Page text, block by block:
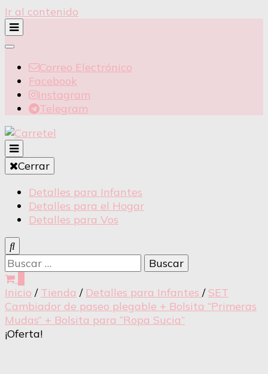
Ir al contenido
Correo Electrónico
Facebook
Instagram
Telegram
Carretel
Detalles para Infantes
Cerrar
Detalles para Infantes
Detalles para el Hogar
Detalles para Vos
Buscar:
Inicio / Tienda / Detalles para Infantes / SET
Cambiador de paseo plegable + Bolsita “Primeras
Mudas” + Bolsita para “Ropa Sucia”
¡Oferta!